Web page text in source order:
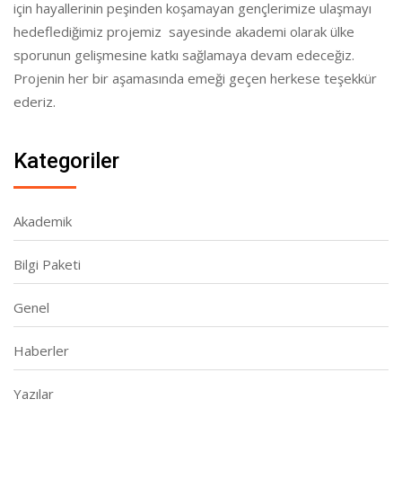
için hayallerinin peşinden koşamayan gençlerimize ulaşmayı
hedeflediğimiz projemiz sayesinde akademi olarak ülke
sporunun gelişmesine katkı sağlamaya devam edeceğiz.
Projenin her bir aşamasında emeği geçen herkese teşekkür
ederiz.
Kategoriler
Akademik
Bilgi Paketi
Genel
Haberler
Yazılar